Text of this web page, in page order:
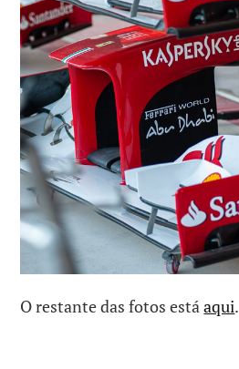
O restante das fotos estáaqui.